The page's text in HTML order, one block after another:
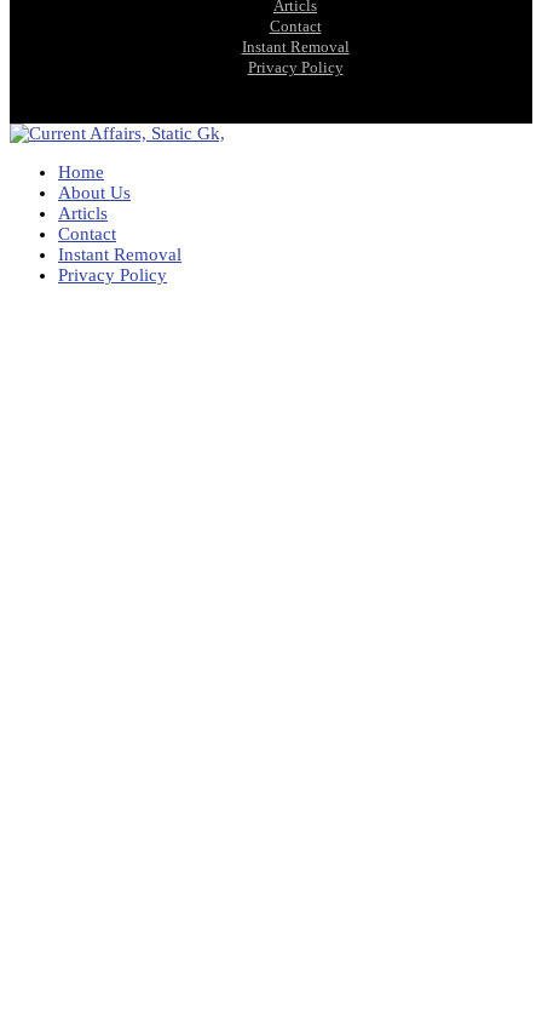
Articls
Contact
Instant Removal
Privacy Policy
Home
About Us
Articls
Contact
Instant Removal
Privacy Policy